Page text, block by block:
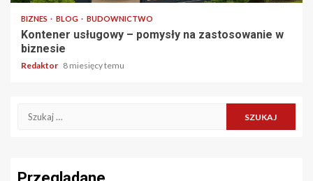
BIZNES BLOG BUDOWNICTWO
Kontener usługowy – pomysły na zastosowanie w
biznesie
Redaktor 8 miesięcy temu
Szukaj: